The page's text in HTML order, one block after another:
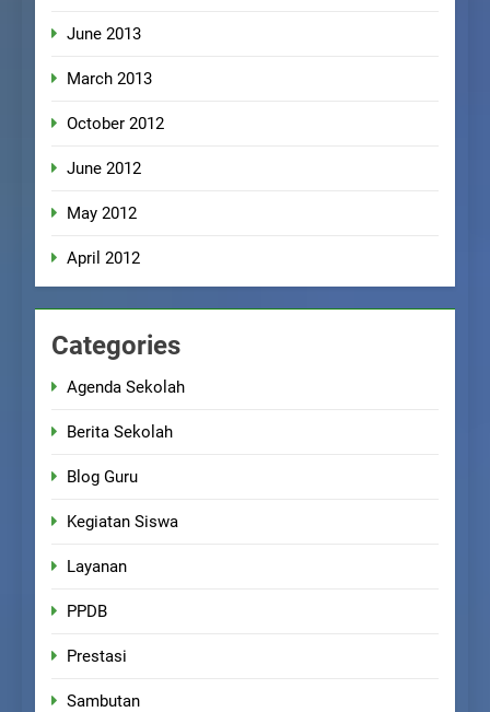
June 2013
March 2013
October 2012
June 2012
May 2012
April 2012
Categories
Agenda Sekolah
Berita Sekolah
Blog Guru
Kegiatan Siswa
Layanan
PPDB
Prestasi
Sambutan